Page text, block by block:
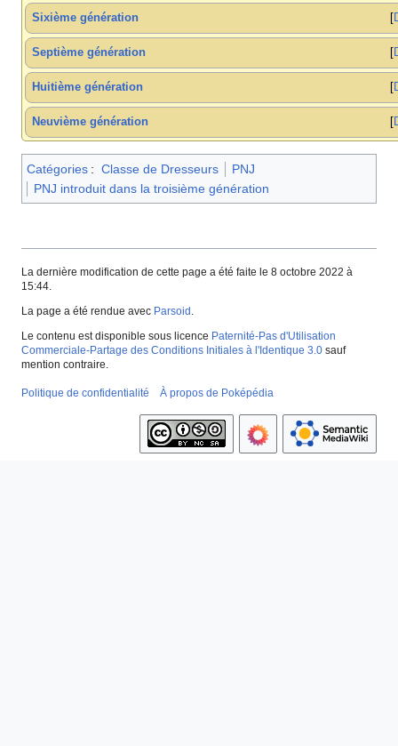
Sixième génération
Septième génération
Huitième génération
Neuvième génération
Catégories : Classe de Dresseurs
PNJ
PNJ introduit dans la troisième génération
La dernière modification de cette page a été faite le 8 octobre 2022 à
15:44.
La page a été rendue avec Parsoid .
Le contenu est disponible sous licence Paternité-Pas d'Utilisation
Commerciale-Partage des Conditions Initiales à l'Identique 3.0 sauf
mention contraire.
Politique de confidentialité À propos de Poképédia